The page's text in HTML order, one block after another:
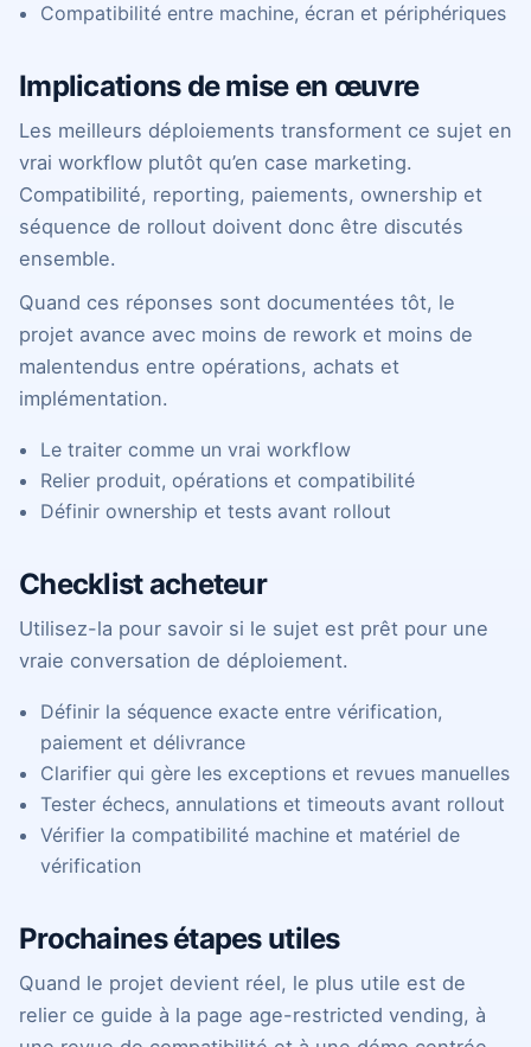
Compatibilité entre machine, écran et périphériques
Implications de mise en œuvre
Les meilleurs déploiements transforment ce sujet en
vrai workflow plutôt qu’en case marketing.
Compatibilité, reporting, paiements, ownership et
séquence de rollout doivent donc être discutés
ensemble.
Quand ces réponses sont documentées tôt, le
projet avance avec moins de rework et moins de
malentendus entre opérations, achats et
implémentation.
Le traiter comme un vrai workflow
Relier produit, opérations et compatibilité
Définir ownership et tests avant rollout
Checklist acheteur
Utilisez-la pour savoir si le sujet est prêt pour une
vraie conversation de déploiement.
Définir la séquence exacte entre vérification,
paiement et délivrance
Clarifier qui gère les exceptions et revues manuelles
Tester échecs, annulations et timeouts avant rollout
Vérifier la compatibilité machine et matériel de
vérification
Prochaines étapes utiles
Quand le projet devient réel, le plus utile est de
relier ce guide à la page age-restricted vending, à